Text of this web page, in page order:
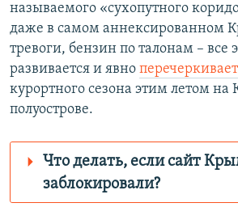
называемого «сухопутного
даже в самом аннексированном
тревоги, бензин по талонам – все
развивается и явно
курортного сезона этим летом
полуострове.
Что делать, если сайт
заблокировали?